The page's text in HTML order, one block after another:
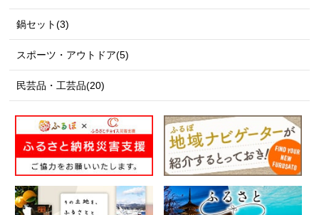
鍋セット(3)
スポーツ・アウトドア(5)
民芸品・工芸品(20)